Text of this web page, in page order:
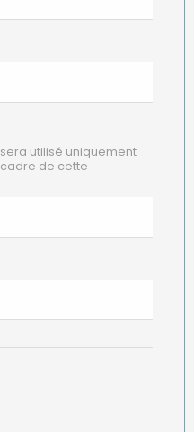
utilisé uniquement
de cette